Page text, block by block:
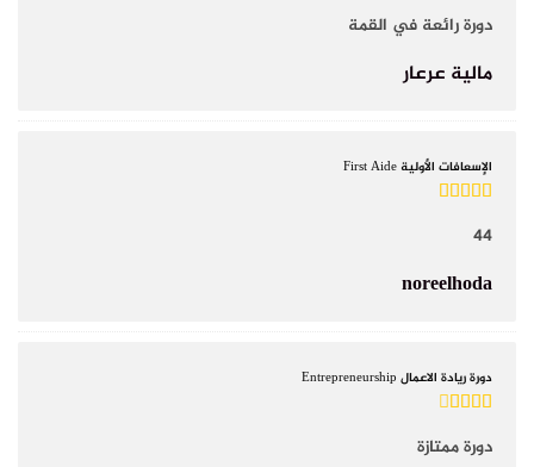
دورة رائعة في القمة
مالية عرعار
الإسعافات الأولية First Aide
44
noreelhoda
دورة ريادة الاعمال Entrepreneurship
دورة ممتازة